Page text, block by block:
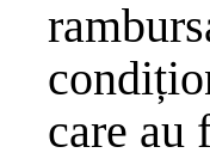
care au